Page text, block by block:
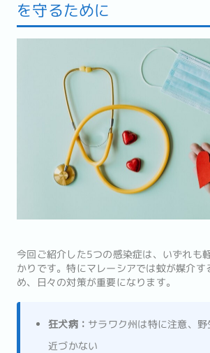
を守るために
今回ご紹介した5つの感染症は、いずれも
かりです。特にマレーシアでは蚊が媒介す
め、日々の対策が重要になります。
狂犬病： サラワク州は特に注意、野
近づかない